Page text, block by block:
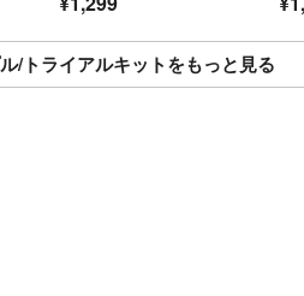
/トライアルキットをもっと見る